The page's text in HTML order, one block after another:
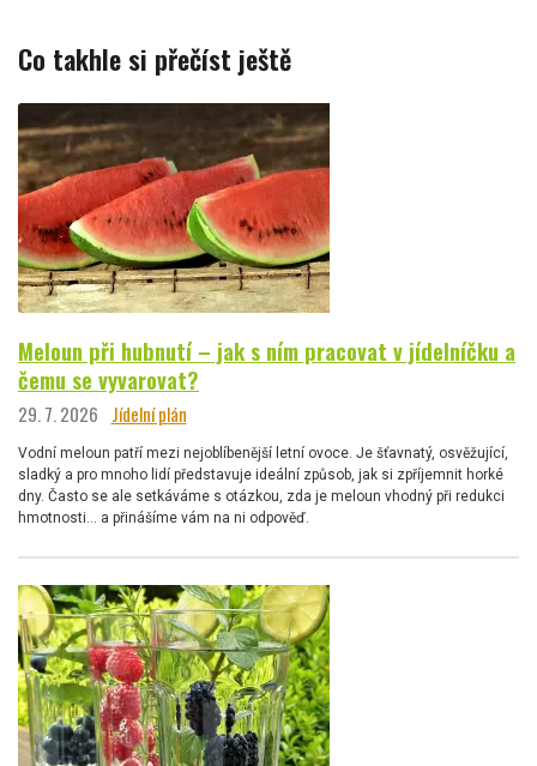
Co takhle si přečíst ještě
Meloun při hubnutí – jak s ním pracovat v jídelníčku a
čemu se vyvarovat?
29. 7. 2026 Jídelní plán
Vodní meloun patří mezi nejoblíbenější letní ovoce. Je šťavnatý, osvěžující,
sladký a pro mnoho lidí představuje ideální způsob, jak si zpříjemnit horké
dny. Často se ale setkáváme s otázkou, zda je meloun vhodný při redukci
hmotnosti… a přinášíme vám na ni odpověď.